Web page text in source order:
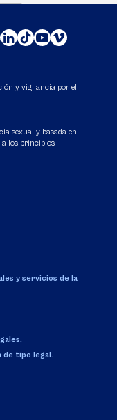
y vigilancia por el
sexual y basada en
los principios
y servicios de la
de tipo legal.